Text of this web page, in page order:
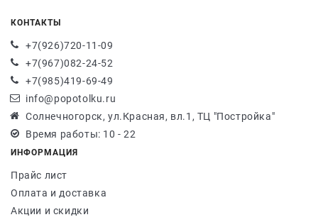
КОНТАКТЫ
+7(926)720-11-09
+7(967)082-24-52
+7(985)419-69-49
info@popotolku.ru
Солнечногорск, ул.Красная, вл.1, ТЦ "Постройка"
Время работы: 10 - 22
ИНФОРМАЦИЯ
Прайс лист
Оплата и доставка
Акции и скидки